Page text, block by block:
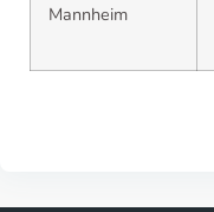
Mannheim